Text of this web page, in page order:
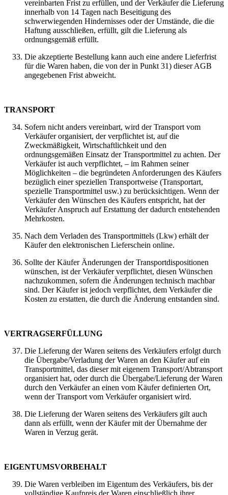
vereinbarten Frist zu erfüllen, und der Verkäufer die Lieferung
innerhalb von 14 Tagen nach Beseitigung des
schwerwiegenden Hindernisses oder der Umstände, die die
Haftung ausschließen, erfüllt, gilt die Lieferung als
ordnungsgemäß erfüllt.
Die akzeptierte Bestellung kann auch eine andere Lieferfrist
für die Waren haben, die von der in Punkt 31) dieser AGB
angegebenen Frist abweicht.
TRANSPORT
Sofern nicht anders vereinbart, wird der Transport vom
Verkäufer organisiert, der verpflichtet ist, auf die
Zweckmäßigkeit, Wirtschaftlichkeit und den
ordnungsgemäßen Einsatz der Transportmittel zu achten. Der
Verkäufer ist auch verpflichtet, – im Rahmen seiner
Möglichkeiten – die begründeten Anforderungen des Käufers
bezüglich einer speziellen Transportweise (Transportart,
spezielle Transportmittel usw.) zu berücksichtigen. Wenn der
Verkäufer den Wünschen des Käufers entspricht, hat der
Verkäufer Anspruch auf Erstattung der dadurch entstehenden
Mehrkosten.
Nach dem Verladen des Transportmittels (Lkw) erhält der
Käufer den elektronischen Lieferschein online.
Sollte der Käufer Änderungen der Transportdispositionen
wünschen, ist der Verkäufer verpflichtet, diesen Wünschen
nachzukommen, sofern die Änderungen technisch machbar
sind. Der Käufer ist jedoch verpflichtet, dem Verkäufer die
Kosten zu erstatten, die durch die Änderung entstanden sind.
VERTRAGSERFÜLLUNG
Die Lieferung der Waren seitens des Verkäufers erfolgt durch
die Übergabe/Verladung der Waren an den Käufer auf ein
Transportmittel, das dieser mit eigenem Transport/Abtransport
organisiert hat, oder durch die Übergabe/Lieferung der Waren
durch den Verkäufer an einen vom Käufer definierten Ort,
wenn der Transport vom Verkäufer organisiert wird.
Die Lieferung der Waren seitens des Verkäufers gilt auch
dann als erfüllt, wenn der Käufer mit der Übernahme der
Waren in Verzug gerät.
EIGENTUMSVORBEHALT
Die Waren verbleiben im Eigentum des Verkäufers, bis der
vollständige Kaufpreis der Waren einschließlich ihrer